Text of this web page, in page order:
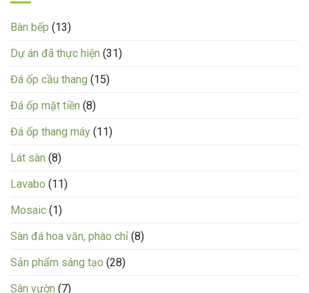
Bàn bếp (13)
Dự án đã thực hiện (31)
Đá ốp cầu thang (15)
Đá ốp mặt tiền (8)
Đá ốp thang máy (11)
Lát sàn (8)
Lavabo (11)
Mosaic (1)
Sàn đá hoa văn, phào chỉ (8)
Sản phẩm sáng tạo (28)
Sân vườn (7)